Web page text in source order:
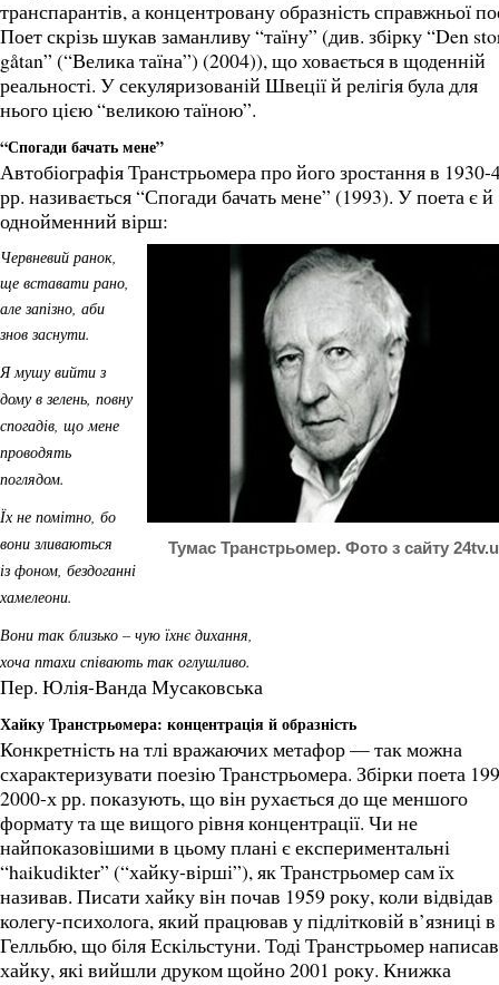
транспарантів, а концентровану образність справжньої
Поет скрізь шукав заманливу “таїну” (див. збірку “Den
gåtan” (“Велика таїна”) (2004)), що ховається в щоденній
реальності. У секуляризованій Швеції й релігія була для
нього цією “великою таїною”.
“Спогади бачать мене”
Автобіографія Транстрьомера про його зростання в 1930-
рр. називається “Спогади бачать мене” (1993). У поета є й
однойменний вірш:
Тумас Транстрьомер. Фото з сайту
Червневий ранок,
ще вставати рано,
але запізно, аби
знов заснути.
Я мушу вийти з
дому в зелень, повну
спогадів, що мене
проводять
поглядом.
Їх не помітно, бо
вони зливаються
із фоном, бездоганні
хамелеони.
Вони так близько – чую їхнє дихання,
хоча птахи співають так оглушливо.
Пер. Юлія-Ванда Мусаковська
Хайку Транстрьомера: концентрація й образність
Конкретність на тлі вражаючих метафор — так можна
схарактеризувати поезію Транстрьомера. Збірки поета
2000-х рр. показують, що він рухається до ще меншого
формату та ще вищого рівня концентрації. Чи не
найпоказовішими в цьому плані є експериментальні
“haikudikter” (“хайку-вірші”), як Транстрьомер сам їх
називав. Писати хайку він почав 1959 року, коли відвідав
колегу-психолога, який працював у підлітковій в’язниці в
Гелльбю, що біля Ескільстуни. Тоді Транстрьомер
хайку, які вийшли друком щойно 2001 року. Книжка